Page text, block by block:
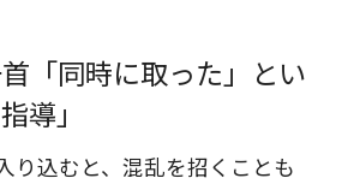
「同時に取った」とい
導」
り込むと、混乱を招くことも